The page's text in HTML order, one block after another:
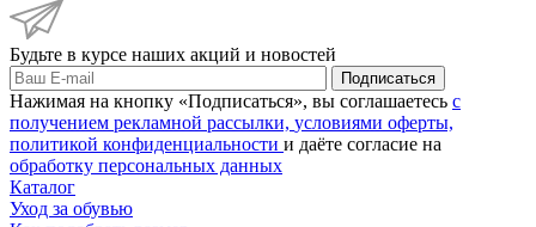
Будьте в курсе наших акций и новостей
Подписаться
Нажимая на кнопку «Подписаться», вы соглашаетесь с
получением рекламной рассылки, условиями оферты,
политикой конфиденциальности и даёте согласие на
обработку персональных данных
Каталог
Уход за обувью